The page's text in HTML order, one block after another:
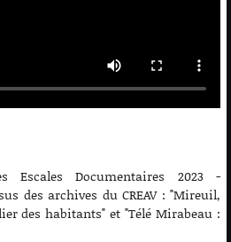
Escales Documentaires 2023 -
des archives du CREAV : "Mireuil,
des habitants" et "Télé Mirabeau :